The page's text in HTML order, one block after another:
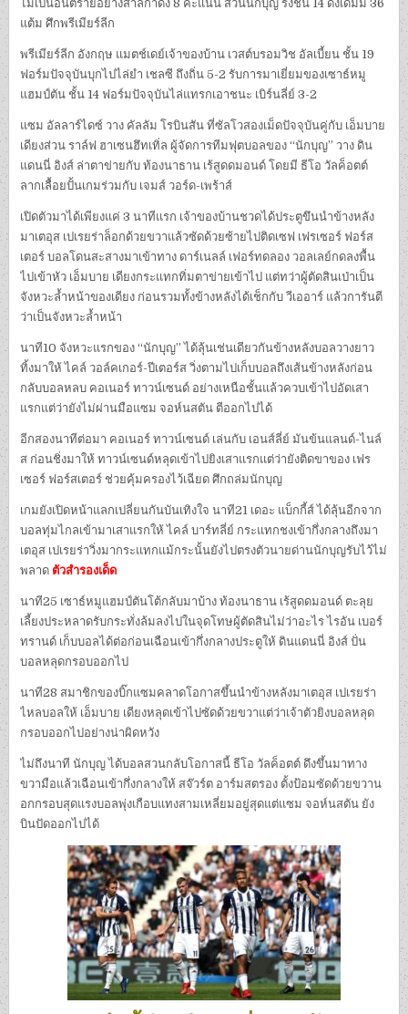
ไม่เป็นอันตรายอย่างสาลิกาดง 8 คะแนน ส่วนนักบุญ รั้งชั้น 14 ดังเดิมมี 36
แต้ม ศึกพรีเมียร์ลีก
พรีเมียร์ลีก อังกฤษ แมตช์เดย์เจ้าของบ้าน เวสต์บรอมวิช อัลเบี้ยน ชั้น 19
ฟอร์มปัจจุบันบุกไปไล่ยำ เชลซี ถึงถิ่น 5-2 รับการมาเยี่ยมของเซาธ์หมู
แฮมป์ตัน ชั้น 14 ฟอร์มปัจจุบันไล่แทรกเอาชนะ เบิร์นลี่ย์ 3-2
แซม อัลลาร์ไดซ์ วาง คัลลัม โรบินสัน ที่ซัลโวสองเม็ดปัจจุบันคู่กับ เอ็มบาย
เดียงส่วน ราล์ฟ ฮาเซนฮึทเทิ่ล ผู้จัดการทีมฟุตบอลของ “นักบุญ” วาง ดิน
แดนนี่ อิงส์ ล่าตาข่ายกับ ท้องนาธาน เร้สูดดมอนด์ โดยมี ธีโอ วัลค็อตต์
ลากเลื้อยปั้นเกมร่วมกับ เจมส์ วอร์ด-เพร้าส์
เปิดตัวมาได้เพียงแค่ 3 นาทีแรก เจ้าของบ้านชวดได้ประตูขึนนำข้างหลัง
มาเตอุส เปเรยร่าล็อกด้วยขวาแล้วซัดด้วยซ้ายไปติดเซฟ เฟรเซอร์ ฟอร์ส
เตอร์ บอลโดนสะสางมาเข้าทาง ดาร์เนลล์ เฟอร์ทดลอง วอลเลย์กดลงพื้น
ไปเข้าหัว เอ็มบาย เดียงกระแทกทิ่มตาข่ายเข้าไป แต่ทว่าผู้ตัดสินเป่าเป็น
จังหวะล้ำหน้าของเดียง ก่อนรวมทั้งข้างหลังได้เช็กกับ วีเออาร์ แล้วการันตี
ว่าเป็นจังหวะล้ำหน้า
นาที10 จังหวะแรกของ “นักบุญ” ได้ลุ้นเช่นเดียวกันข้างหลังบอลวางยาว
ทิ้งมาให้ ไคล์ วอล์คเกอร์-ปีเตอร์ส วิ่งตามไปเก็บบอลถึงเส้นข้างหลังก่อน
กลับบอลหลบ คอเนอร์ ทาวน์เซนด์ อย่างเหนือชั้นแล้วควบเข้าไปอัดเสา
แรกแต่ว่ายังไม่ผ่านมือแซม จอห์นสตัน ตีออกไปได้
อีกสองนาทีต่อมา คอเนอร์ ทาวน์เซนด์ เล่นกับ เอนส์ลี่ย์ มันข้นแลนด์-ไนล์
ส ก่อนชิ่งมาให้ ทาวน์เซนด์หลุดเข้าไปยิงเสาแรกแต่ว่ายังติดขาของ เฟร
เซอร์ ฟอร์สเตอร์ ช่วยคุ้มครองไว้เฉียด ศึกถล่มนักบุญ
เกมยังเปิดหน้าแลกเปลี่ยนกันบันเทิงใจ นาที21 เดอะ แบ็กกี้ส์ ได้ลุ้นอีกจาก
บอลทุ่มไกลเข้ามาเสาแรกให้ ไคล์ บาร์ทลี่ย์ กระแทกชงเข้ากึ่งกลางถึงมา
เตอุส เปเรยร่าวิ่งมากระแทกแม้กระนั้นยังไปตรงตัวนายด่านนักบุญรับไว้ไม่
พลาด ตัวสำรองเด็ด
นาที25 เซาธ์หมูแฮมป์ตันโต้กลับมาบ้าง ท้องนาธาน เร้สูดดมอนด์ ตะลุย
เลี้ยงประหลาดรับกระทั่งล้มลงไปในจุดโทษผู้ตัดสินไม่ว่าอะไร ไรอัน เบอร์
ทรานด์ เก็บบอลได้ต่อก่อนเฉือนเข้ากึ่งกลางประตูให้ ดินแดนนี่ อิงส์ ปั่น
บอลหลุดกรอบออกไป
นาที28 สมาชิกของบิ๊กแซมคลาดโอกาสขึ้นนำข้างหลังมาเตอุส เปเรยร่า
ไหลบอลให้ เอ็มบาย เดียงหลุดเข้าไปซัดด้วยขวาแต่ว่าเจ้าตัวยิงบอลหลุด
กรอบออกไปอย่างน่าผิดหวัง
ไม่ถึงนาที นักบุญ ได้บอลสวนกลับโอกาสนี้ ธีโอ วัลค็อตต์ ดึงขึ้นมาทาง
ขวามือแล้วเฉือนเข้ากึ่งกลางให้ สจ๊วร์ต อาร์มสตรอง ตั้งป้อมซัดด้วยขวาน
อกกรอบสุดแรงบอลพุ่งเกือบแทงสามเหลี่ยมอยู่สุดแต่แซม จอห์นสตัน ยัง
บินปัดออกไปได้